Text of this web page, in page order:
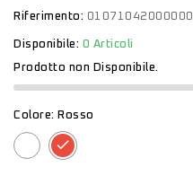
Riferimento: 01071042000000
Disponibile: 0 Articoli
Prodotto non Disponibile.
Colore: Rosso
BiancoRosso